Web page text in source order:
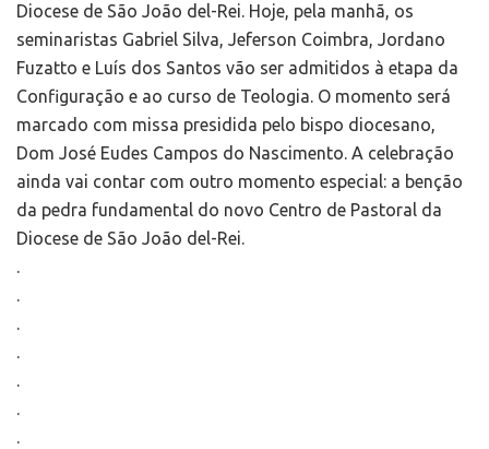
Diocese de São João del-Rei. Hoje, pela manhã, os
seminaristas Gabriel Silva, Jeferson Coimbra, Jordano
Fuzatto e Luís dos Santos vão ser admitidos à etapa da
Configuração e ao curso de Teologia. O momento será
marcado com missa presidida pelo bispo diocesano,
Dom José Eudes Campos do Nascimento. A celebração
ainda vai contar com outro momento especial: a benção
da pedra fundamental do novo Centro de Pastoral da
Diocese de São João del-Rei.
.
.
.
.
.
.
.